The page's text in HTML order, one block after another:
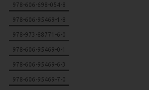
978-606-698-054-8
978-606-95469-1-8
978-973-88771-6-0
978-606-95469-0-1
978-606-95469-6-3
978-606-95469-7-0